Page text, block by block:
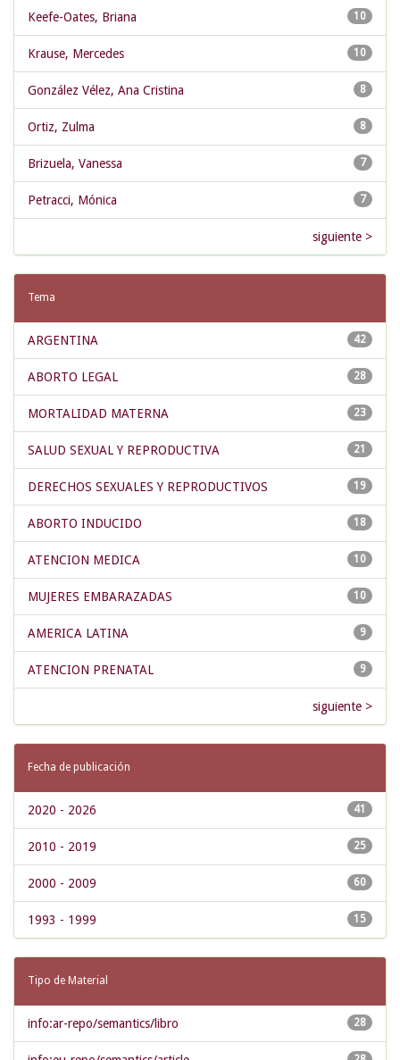
10
Keefe-Oates, Briana
10
Krause, Mercedes
8
González Vélez, Ana Cristina
8
Ortiz, Zulma
7
Brizuela, Vanessa
7
Petracci, Mónica
siguiente >
Tema
42
ARGENTINA
28
ABORTO LEGAL
23
MORTALIDAD MATERNA
21
SALUD SEXUAL Y REPRODUCTIVA
19
DERECHOS SEXUALES Y REPRODUCTIVOS
18
ABORTO INDUCIDO
10
ATENCION MEDICA
10
MUJERES EMBARAZADAS
9
AMERICA LATINA
9
ATENCION PRENATAL
siguiente >
Fecha de publicación
41
2020 - 2026
25
2010 - 2019
60
2000 - 2009
15
1993 - 1999
Tipo de Material
28
info:ar-repo/semantics/libro